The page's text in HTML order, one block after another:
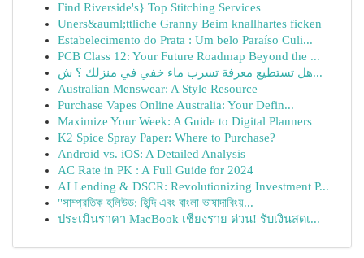
Find Riverside's} Top Stitching Services
Uners&auml;ttliche Granny Beim knallhartes ficken
Estabelecimento do Prata : Um belo Paraíso Culi...
PCB Class 12: Your Future Roadmap Beyond the ...
هل تستطيع معرفة تسرب ماء خفي في منزلك ؟ ش...
Australian Menswear: A Style Resource
Purchase Vapes Online Australia: Your Defin...
Maximize Your Week: A Guide to Digital Planners
K2 Spice Spray Paper: Where to Purchase?
Android vs. iOS: A Detailed Analysis
AC Rate in PK : A Full Guide for 2024
AI Lending & DSCR: Revolutionizing Investment P...
"সাম্প্রতিক হলিউড: হিন্দি এবং বাংলা ভাষাদাবিংয়...
ประเมินราคา MacBook เชียงราย ด่วน! รับเงินสดเ...